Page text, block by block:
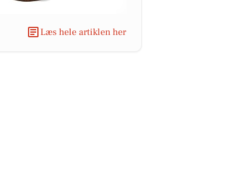
Læs hele artiklen her